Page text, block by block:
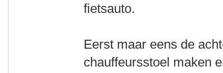
fietsauto.
Eerst maar eens de
chauffeursstoel maken